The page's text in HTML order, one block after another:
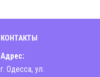
КОНТАКТЫ
Адрес:
г. Одесса, ул.